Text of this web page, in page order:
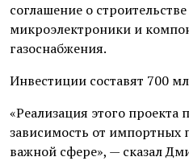
соглашение о
микроэлектроники и
газоснабжения.
Инвестиции составят 700
«Реализация этого проекта
зависимость от импортных
важной сфере», — сказал